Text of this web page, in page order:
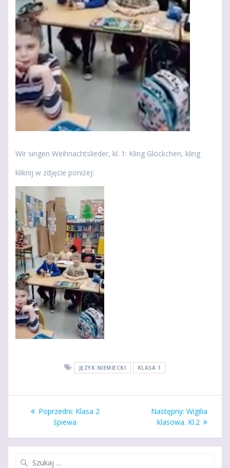
Wir singen Weihnachtslieder, kl. 1: Kling Glöckchen, kling
kliknij w zdjęcie poniżej:
JĘZYK NIEMIECKI KLASA 1
Nawigacja
wpisu
Poprzedni: Poprzedni
wpis:
Klasa 2
śpiewa
Następny: Następny
wpis:
Wigilia
klasowa. Kl.2